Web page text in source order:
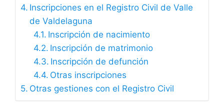
Inscripciones en el Registro Civil de Valle
de Valdelaguna
Inscripción de nacimiento
Inscripción de matrimonio
Inscripción de defunción
Otras inscripciones
Otras gestiones con el Registro Civil